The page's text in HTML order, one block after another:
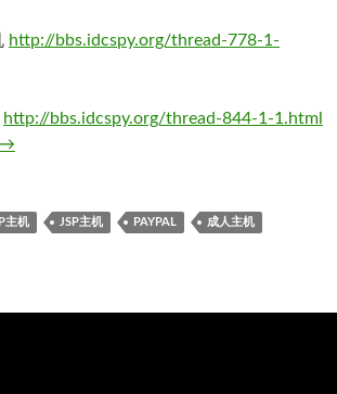
http://bbs.idcspy.org/thread-778-1-
http://bbs.idcspy.org/thread-844-1-1.html
→
主机 JSP主机 PAYPAL 成人主机